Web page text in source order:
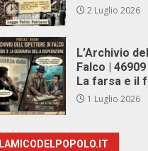
2 Luglio 2026
L’Archivio
Falco |
La farsa e il
1 Luglio 2026
LAMICODELPOPOLO.IT